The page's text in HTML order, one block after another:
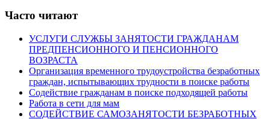
Часто читают
УСЛУГИ СЛУЖБЫ ЗАНЯТОСТИ ГРАЖДАНАМ
ПРЕДПЕНСИОННОГО И ПЕНСИОННОГО
ВОЗРАСТА
Организация временного трудоустройства безработных
граждан, испытывающих трудности в поиске работы
Содействие гражданам в поиске подходящей работы
Работа в сети для мам
СОДЕЙСТВИЕ САМОЗАНЯТОСТИ БЕЗРАБОТНЫХ